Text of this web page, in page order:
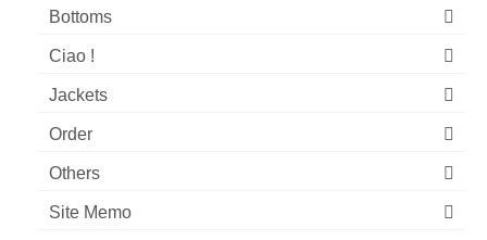
Bottoms
Ciao !
Jackets
Order
Others
Site Memo